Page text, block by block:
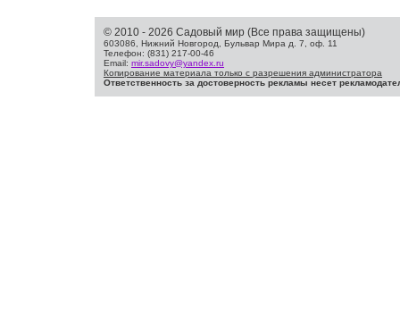
© 2010 - 2026 Садовый мир (Все права защищены)
603086, Нижний Новгород, Бульвар Мира д. 7, оф. 11
Телефон: (831) 217-00-46
Email: mir.sadovy@yandex.ru
Копирование материала только с разрешения администратора
Ответственность за достоверность рекламы несет